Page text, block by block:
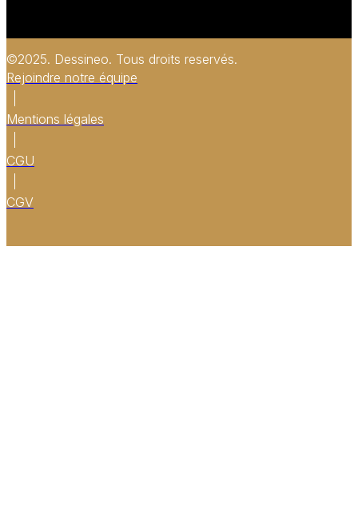
©2025. Dessineo. Tous droits reservés.
Rejoindre notre équipe
Mentions légales
CGU
CGV